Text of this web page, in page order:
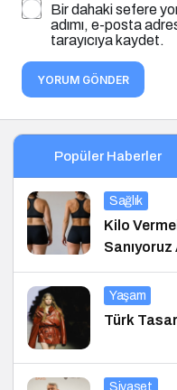
Bir dahaki sefere
adımı, e-posta
tarayıcıya kaydet.
YORUM GÖNDER
Popüler Haberler
Sağlık
Kilo
Sanıyoruz
Yaşam
Türk
Siyaset